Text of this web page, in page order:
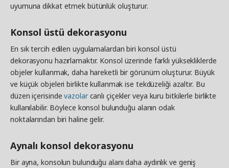
uyumuna dikkat etmek bütünlük oluşturur.
Konsol üstü dekorasyonu
En sık tercih edilen uygulamalardan biri konsol üstü
dekorasyonu hazırlamaktır. Konsol üzerinde farklı yüksekliklerde
objeler kullanmak, daha hareketli bir görünüm oluşturur. Büyük
ve küçük objeleri birlikte kullanmak ise tekdüzeliği azaltır. Bu
düzen içerisindevazolarcanlı çiçekler veya kuru bitkilerle birlikte
kullanılabilir. Böylece konsol bulunduğu alanın odak
noktalarından biri haline gelir.
Aynalı konsol dekorasyonu
Bir ayna, konsolun bulunduğu alanı daha aydınlık ve geniş